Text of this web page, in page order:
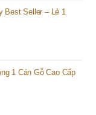
Best Seller – Lẻ 1
1 Cán Gỗ Cao Cấp